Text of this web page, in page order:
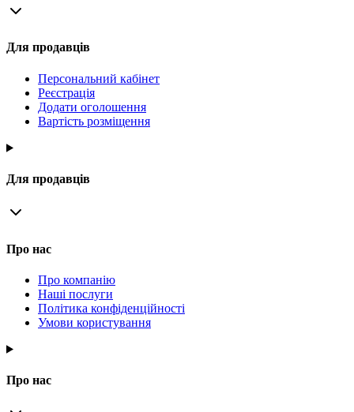
Для продавців
Персональний кабінет
Реєстрація
Додати оголошення
Вартість розміщення
Для продавців
Про нас
Про компанію
Наші послуги
Політика конфіденційності
Умови користування
Про нас